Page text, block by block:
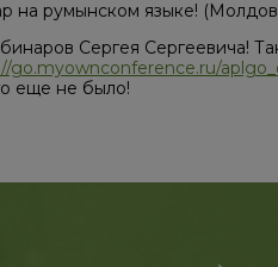
на румынском языке!
Сергея Сергеевича!
go.myownconference.ru/
еще не было!